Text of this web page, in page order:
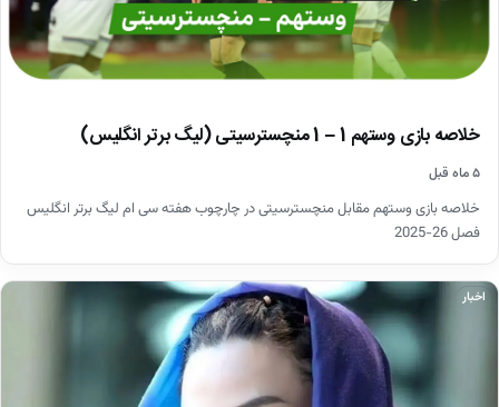
خلاصه بازی وستهم 1 – 1 منچسترسیتی (لیگ برتر انگلیس)
۵ ماه قبل
خلاصه بازی وستهم مقابل منچسترسیتی در چارچوب هفته سی ام لیگ برتر انگلیس
فصل 26-2025
اخبار